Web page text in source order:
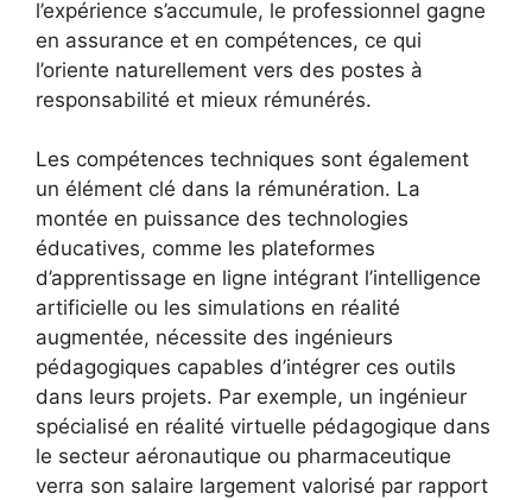
l’expérience s’accumule, le professionnel gagne
en assurance et en compétences, ce qui
l’oriente naturellement vers des postes à
responsabilité et mieux rémunérés.
Les compétences techniques sont également
un élément clé dans la rémunération. La
montée en puissance des technologies
éducatives, comme les plateformes
d’apprentissage en ligne intégrant l’intelligence
artificielle ou les simulations en réalité
augmentée, nécessite des ingénieurs
pédagogiques capables d’intégrer ces outils
dans leurs projets. Par exemple, un ingénieur
spécialisé en réalité virtuelle pédagogique dans
le secteur aéronautique ou pharmaceutique
verra son salaire largement valorisé par rapport